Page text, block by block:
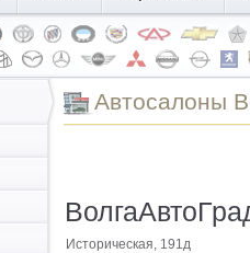
Автоcалоны
Историческая, 191д